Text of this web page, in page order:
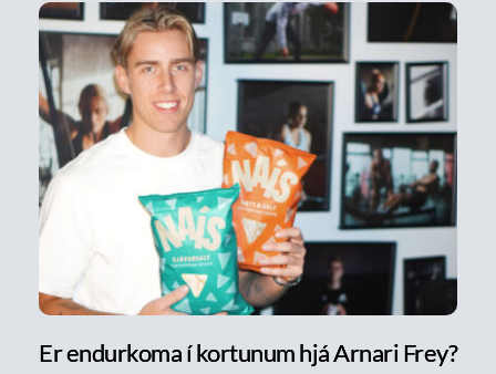
Er endurkoma í kortunum hjá Arnari Frey?